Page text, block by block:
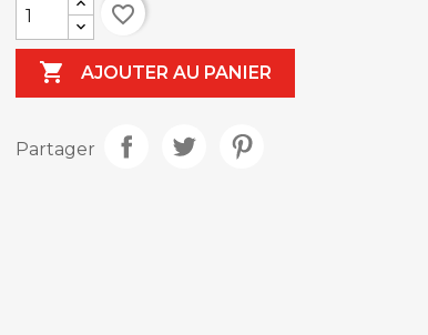
 AJOUTER AU PANIER
favorite_border
Partager